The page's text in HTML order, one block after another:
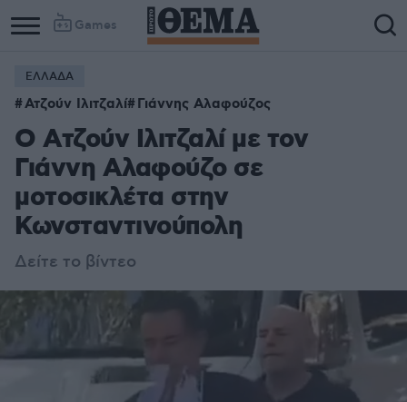
Games
ΕΛΛΑΔΑ
Ατζούν Ιλιτζαλί Γιάννης Αλαφούζος
O Ατζούν Ιλιτζαλί με τον
Γιάννη Αλαφούζο σε
μοτοσικλέτα στην
Κωνσταντινούπολη
Δείτε το βίντεο